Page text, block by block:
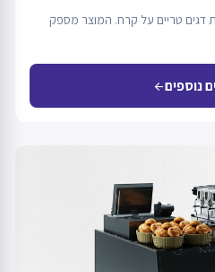
דגים טריים על קרח. המוצר מספק
נוספיםarrow_back